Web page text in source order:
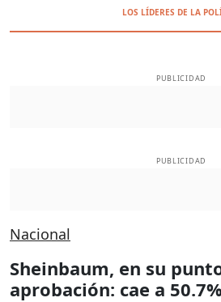
LOS LÍDERES DE LA
PUBLICIDAD
PUBLICIDAD
Nacional
Sheinbaum, en su
aprobación: cae a 50.7%